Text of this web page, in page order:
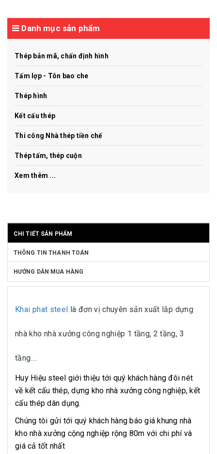
Danh mục sản phẩm
Thép bản mã, chấn định hình
Tấm lợp - Tôn bao che
Thép hình
Kết cấu thép
Thi công Nhà thép tiền chế
Thép tấm, thép cuộn
Xem thêm ...
CHI TIẾT SẢN PHẨM
THÔNG TIN THANH TOÁN
HƯỚNG DẪN MUA HÀNG
Khai phat steel là đơn vị chuyên sản xuất lắp dựng
nhà kho nhà xưởng công nghiệp 1 tầng, 2 tầng, 3
tầng....
Huy Hiệu steel giới thiệu tới quý khách hàng đôi nét
về kết cấu thép, dựng kho nhà xưởng công nghiệp, kết
cấu thép dân dụng.
Chúng tôi gửi tới quý khách hàng báo giá khung nhà
kho nhà xưởng cộng nghiệp rộng 80m với chi phí và
giá cả tốt nhất